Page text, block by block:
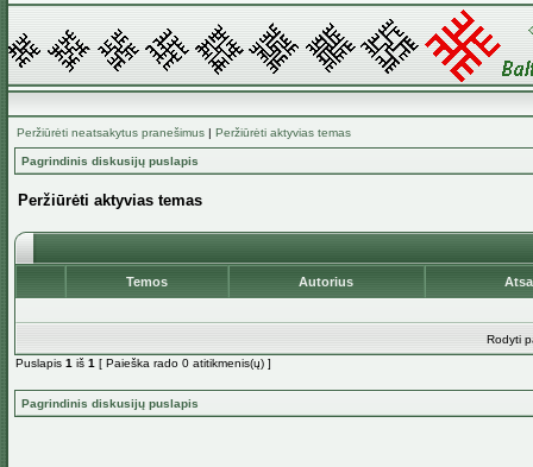
Peržiūrėti neatsakytus pranešimus | Peržiūrėti aktyvias temas
Pagrindinis diskusijų puslapis
Peržiūrėti aktyvias temas
Temos Autorius
Rodyti
Puslapis 1 iš 1 [ Paieška rado 0 atitikmenis(ų) ]
Pagrindinis diskusijų puslapis